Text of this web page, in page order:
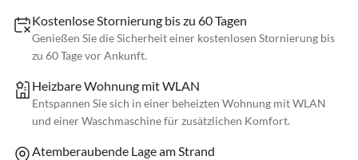
Kostenlose Stornierung bis zu 60 Tagen
Genießen Sie die Sicherheit einer kostenlosen Stornierung bis
zu 60 Tage vor Ankunft.
Heizbare Wohnung mit WLAN
Entspannen Sie sich in einer beheizten Wohnung mit WLAN
und einer Waschmaschine für zusätzlichen Komfort.
Atemberaubende Lage am Strand